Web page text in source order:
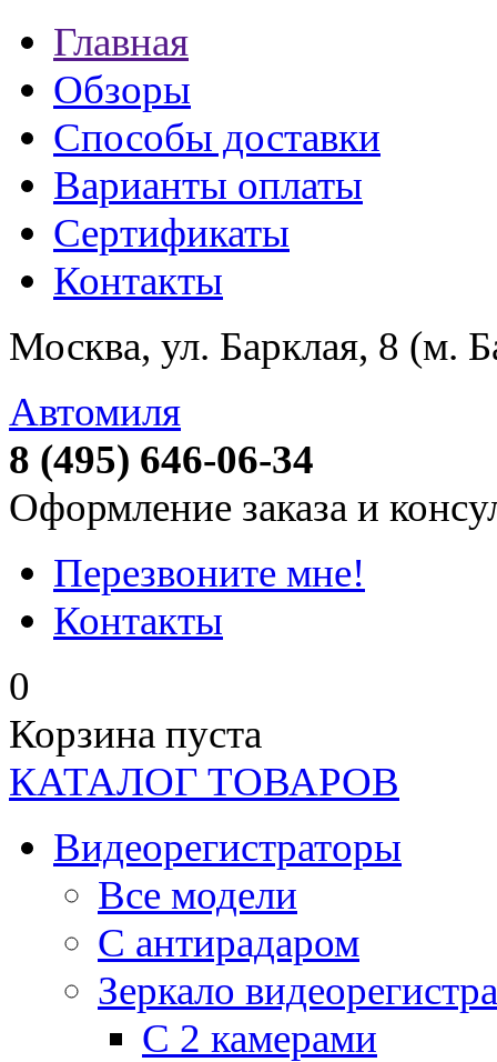
Главная
Обзоры
Способы доставки
Варианты оплаты
Сертификаты
Контакты
Москва, ул. Барклая, 8 (м.
Автомиля
8 (495) 646-06-34
Оформление заказа и
Перезвоните мне!
Контакты
0
Корзина пуста
КАТАЛОГ ТОВАРОВ
Видеорегистраторы
Все модели
C антирадаром
Зеркало
С 2 камерами